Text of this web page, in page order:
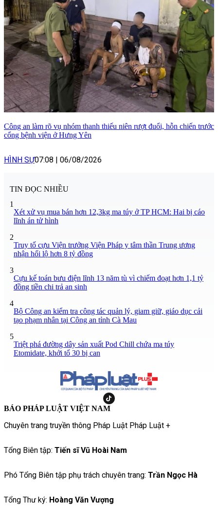
Công an làm rõ vụ nhóm thanh thiếu niên rượt đuổi, hỗn chiến trước
cổng bệnh viện ở Hưng Yên
HÌNH SỰ07:08 | 06/08/2026
TIN ĐỌC NHIỀU
1
Xét xử vụ mua bán hơn 12,3kg ma túy ở TP HCM: Hai bị cáo
lĩnh án tử hình
2
Truy tố cựu Viện trưởng Viện Pháp y tâm thần Trung ương
nhận hối lộ hơn 8 tỷ đồng
3
Cựu kế toán bưu điện lĩnh 13 năm tù vì chiếm đoạt hơn 1,1 tỷ
đồng tiền chi trả an sinh
4
Bộ Công an kiểm tra công tác quản lý, giam giữ, giáo dục cải
tạo phạm nhân tại Công an tỉnh Cà Mau
5
Triệt phá đường dây sản xuất Pod Chill chứa ma túy
Etomidate, khởi tố 30 bị can
BÁO PHÁP LUẬT VIỆT NAM
Chuyên trang truyền thông Pháp Luật Pháp Luật +
Tổng Biên tập: Tiến sĩ Vũ Hoài Nam
Phó Tổng Biên tập phụ trách chuyên trang: Trần Ngọc Hà
Tổng Thư ký: Hoàng Văn Vượng